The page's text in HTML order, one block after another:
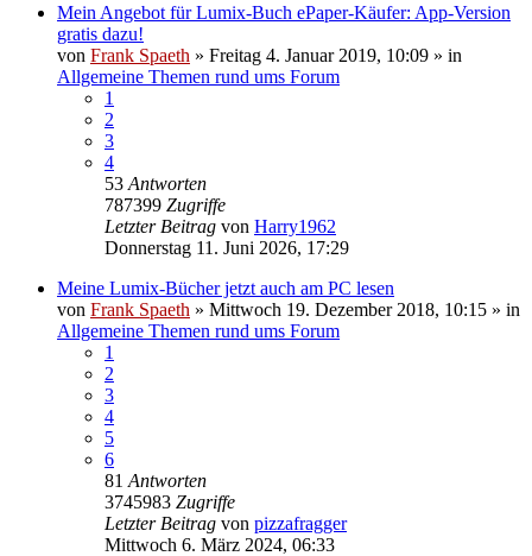
Mein Angebot für Lumix-Buch ePaper-Käufer: App-Version
gratis dazu!
von Frank Spaeth » Freitag 4. Januar 2019, 10:09 » in
Allgemeine Themen rund ums Forum
1
2
3
4
53 Antworten
787399 Zugriffe
Letzter Beitrag von Harry1962
Donnerstag 11. Juni 2026, 17:29
Meine Lumix-Bücher jetzt auch am PC lesen
von Frank Spaeth » Mittwoch 19. Dezember 2018, 10:15 » in
Allgemeine Themen rund ums Forum
1
2
3
4
5
6
81 Antworten
3745983 Zugriffe
Letzter Beitrag von pizzafragger
Mittwoch 6. März 2024, 06:33